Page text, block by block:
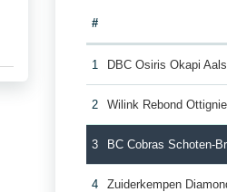
#
1 DBC Osiris Okapi
2 Wilink Rebond
3 BC Cobras Schoten-
4 Zuiderkempen